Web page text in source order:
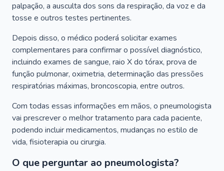
palpação, a ausculta dos sons da respiração, da voz e da
tosse e outros testes pertinentes.
Depois disso, o médico poderá solicitar exames
complementares para confirmar o possível diagnóstico,
incluindo exames de sangue, raio X do tórax, prova de
função pulmonar, oximetria, determinação das pressões
respiratórias máximas, broncoscopia, entre outros.
Com todas essas informações em mãos, o pneumologista
vai prescrever o melhor tratamento para cada paciente,
podendo incluir medicamentos, mudanças no estilo de
vida, fisioterapia ou cirurgia.
O que perguntar ao pneumologista?